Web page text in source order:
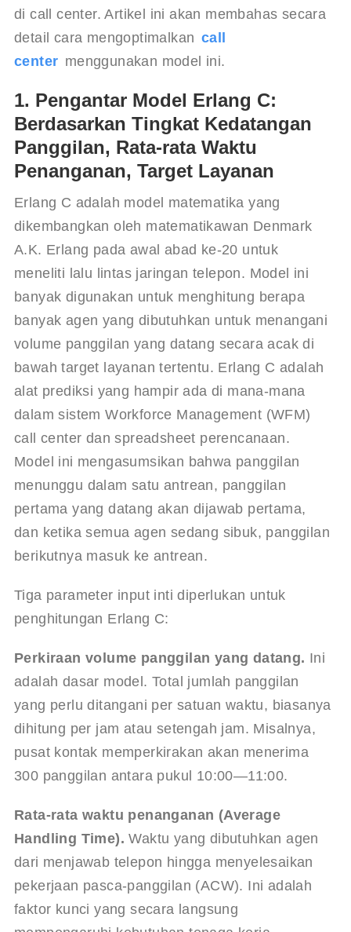
di call center. Artikel ini akan membahas secara
detail cara mengoptimalkan call
center menggunakan model ini.
1. Pengantar Model Erlang C:
Berdasarkan Tingkat Kedatangan
Panggilan, Rata-rata Waktu
Penanganan, Target Layanan
Erlang C adalah model matematika yang
dikembangkan oleh matematikawan Denmark
A.K. Erlang pada awal abad ke-20 untuk
meneliti lalu lintas jaringan telepon. Model ini
banyak digunakan untuk menghitung berapa
banyak agen yang dibutuhkan untuk menangani
volume panggilan yang datang secara acak di
bawah target layanan tertentu. Erlang C adalah
alat prediksi yang hampir ada di mana-mana
dalam sistem Workforce Management (WFM)
call center dan spreadsheet perencanaan.
Model ini mengasumsikan bahwa panggilan
menunggu dalam satu antrean, panggilan
pertama yang datang akan dijawab pertama,
dan ketika semua agen sedang sibuk, panggilan
berikutnya masuk ke antrean.
Tiga parameter input inti diperlukan untuk
penghitungan Erlang C:
Perkiraan volume panggilan yang datang. Ini
adalah dasar model. Total jumlah panggilan
yang perlu ditangani per satuan waktu, biasanya
dihitung per jam atau setengah jam. Misalnya,
pusat kontak memperkirakan akan menerima
300 panggilan antara pukul 10:00—11:00.
Rata-rata waktu penanganan (Average
Handling Time). Waktu yang dibutuhkan agen
dari menjawab telepon hingga menyelesaikan
pekerjaan pasca-panggilan (ACW). Ini adalah
faktor kunci yang secara langsung